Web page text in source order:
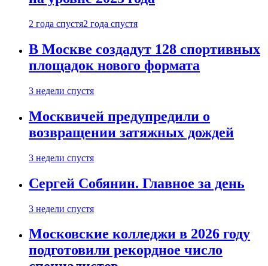
2 года спустя2 года спустя
В Москве создадут 128 спортивных
площадок нового формата
3 недели спустя
Москвичей предупредили о
возвращении затяжных дождей
3 недели спустя
Сергей Собянин. Главное за день
3 недели спустя
Московские колледжи в 2026 году
подготовили рекордное число